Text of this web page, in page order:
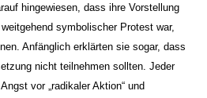
hingewiesen, dass ihre Vorstellung
symbolischer Protest war,
Anfänglich erklärten sie sogar, dass
nicht teilnehmen sollten. Jeder
vor „radikaler Aktion“ und